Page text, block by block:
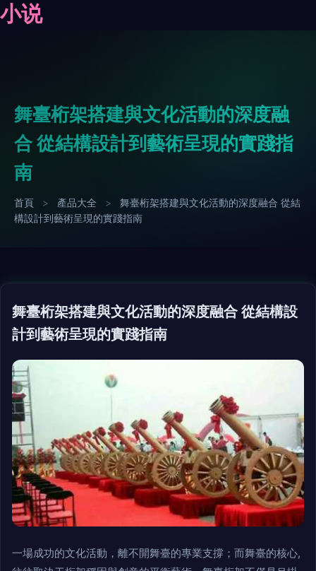
小说
舞臺桁架搭建與文化活動的深度融
合 從結構設計到藝術呈現的實踐指
南
首頁 > 產品大全 >
舞臺桁架搭建與文化活動的深度融合 從結
構設計到藝術呈現的實踐指南
舞臺桁架搭建與文化活動的深度融合 從結構設
計到藝術呈現的實踐指南
一場成功的文化活動，離不開舞臺的專業支撐；而舞臺的核心,